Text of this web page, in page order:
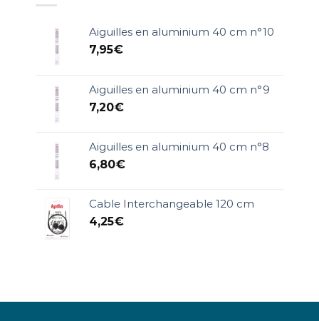
Aiguilles en aluminium 40 cm n°10
7,95€
Aiguilles en aluminium 40 cm n°9
7,20€
Aiguilles en aluminium 40 cm n°8
6,80€
Cable Interchangeable 120 cm
4,25€